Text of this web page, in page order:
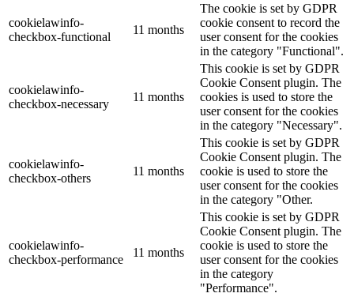
cookielawinfo-
checkbox-functional
11 months
The cookie is set by GDPR
cookie consent to record the
user consent for the cookies
in the category "Functional".
cookielawinfo-
checkbox-necessary
11 months
This cookie is set by GDPR
Cookie Consent plugin. The
cookies is used to store the
user consent for the cookies
in the category "Necessary".
cookielawinfo-
checkbox-others
11 months
This cookie is set by GDPR
Cookie Consent plugin. The
cookie is used to store the
user consent for the cookies
in the category "Other.
cookielawinfo-
checkbox-performance
11 months
This cookie is set by GDPR
Cookie Consent plugin. The
cookie is used to store the
user consent for the cookies
in the category
"Performance".